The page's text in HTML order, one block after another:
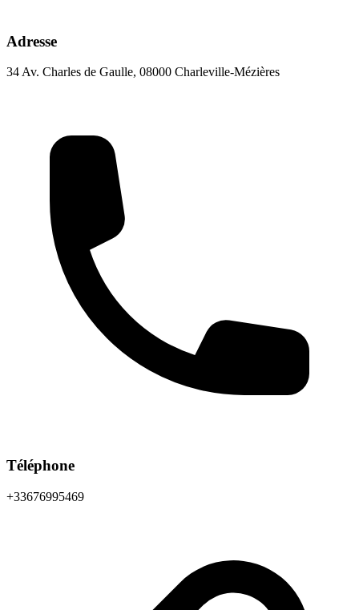
Adresse
34 Av. Charles de Gaulle, 08000 Charleville-Mézières
Téléphone
+33676995469